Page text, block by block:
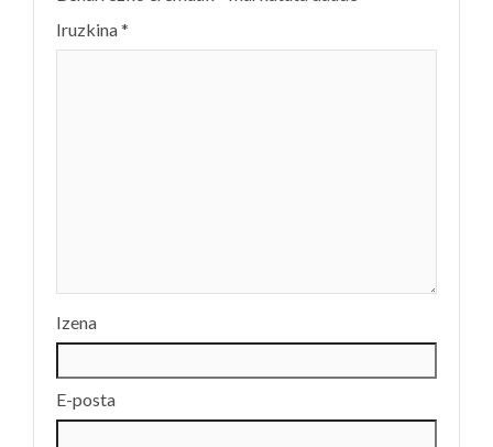
Iruzkina*
Izena
E-posta